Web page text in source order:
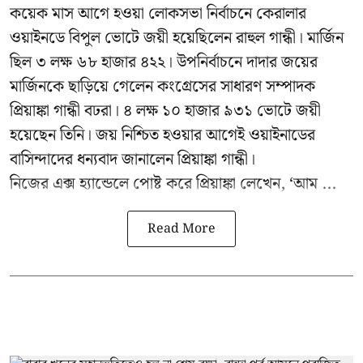
কয়েক মাস আগে হওয়া লোকসভা নির্বাচনে কেরালার
ওয়াইনডে বিপুল ভোটে জয়ী হয়েছিলেন রাহুল গান্ধী। মার্জিন
ছিল ৩ লক্ষ ৬৮ হাজার ৪২২। উপনির্বাচনে দাদার জয়ের
মার্জিনকে ছাড়িয়ে গেলেন কংগ্রেসের সাধারণ সম্পাদক
প্রিয়াঙ্কা গান্ধী বঢরা। ৪ লক্ষ ১০ হাজার ৯৩১ ভোটে জয়ী
হয়েছেন তিনি। জয় নিশ্চিত হওয়ার আগেই ওয়াইনাডের
বাসিন্দাদের ধন্যবাদ জানালেন প্রিয়াঙ্কা গান্ধী।
নিজের এক্স হ্যান্ডেলে পোষ্ট করে প্রিয়াঙ্কা লেখেন, ‘আম ...
Read More